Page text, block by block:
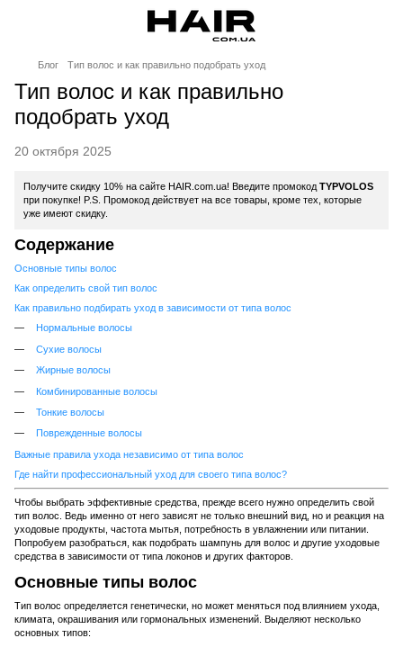
Блог Тип волос и как правильно подобрать уход
Тип волос и как правильно
подобрать уход
20 октября 2025
Получите скидку 10% на сайте HAIR.com.ua! Введите промокод TYPVOLOS
при покупке! P.S. Промокод действует на все товары, кроме тех, которые
уже имеют скидку.
Содержание
Основные типы волос
Как определить свой тип волос
Как правильно подбирать уход в зависимости от типа волос
Нормальные волосы
Сухие волосы
Жирные волосы
Комбинированные волосы
Тонкие волосы
Поврежденные волосы
Важные правила ухода независимо от типа волос
Где найти профессиональный уход для своего типа волос?
Чтобы выбрать эффективные средства, прежде всего нужно определить свой
тип волос. Ведь именно от него зависят не только внешний вид, но и реакция на
уходовые продукты, частота мытья, потребность в увлажнении или питании.
Попробуем разобраться, как подобрать шампунь для волос и другие уходовые
средства в зависимости от типа локонов и других факторов.
Основные типы волос
Тип волос определяется генетически, но может меняться под влиянием ухода,
климата, окрашивания или гормональных изменений. Выделяют несколько
основных типов: